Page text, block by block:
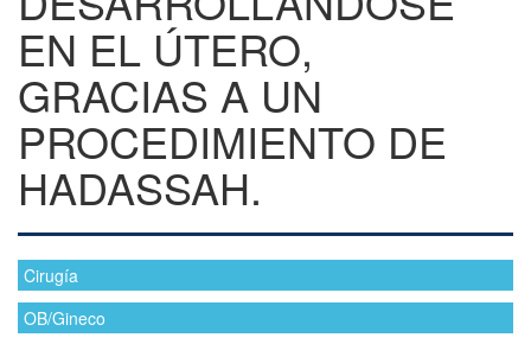
EN EL ÚTERO,
GRACIAS A UN
PROCEDIMIENTO DE
HADASSAH.
Cirugía
OB/Gineco